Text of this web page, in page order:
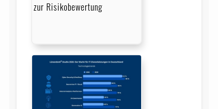
zur Risikobewertung